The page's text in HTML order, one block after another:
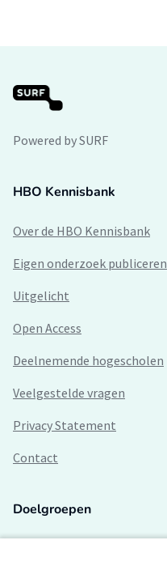
Powered by SURF
HBO Kennisbank
Over de HBO Kennisbank
Eigen onderzoek publiceren
Uitgelicht
Open Access
Deelnemende hogescholen
Veelgestelde vragen
Privacy Statement
Contact
Doelgroepen